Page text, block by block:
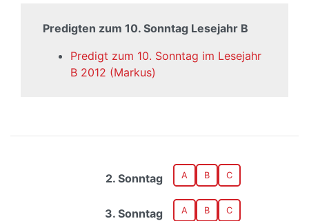
Predigten zum 10. Sonntag Lesejahr B
Predigt zum 10. Sonntag im Lesejahr
B 2012 (Markus)
2. Sonntag A B C
3. Sonntag A B C